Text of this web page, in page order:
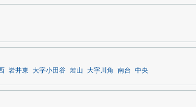
岩井東 大字小田谷 若山 大字川角 南台 中央